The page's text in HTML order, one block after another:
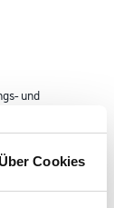
Über Cookies
und